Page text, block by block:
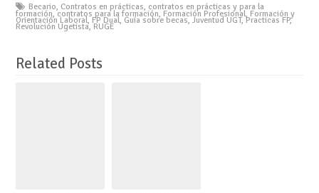
Becario, Contratos en prácticas, contratos en prácticas y para la
formación,contratos para la formación, Formación Profesional, Formación y
Orientación Laboral,FP Dual,Guía sobre becas,Juventud UGT,Practicas FP,
Revolución Ugetista,RUGE
Related Posts